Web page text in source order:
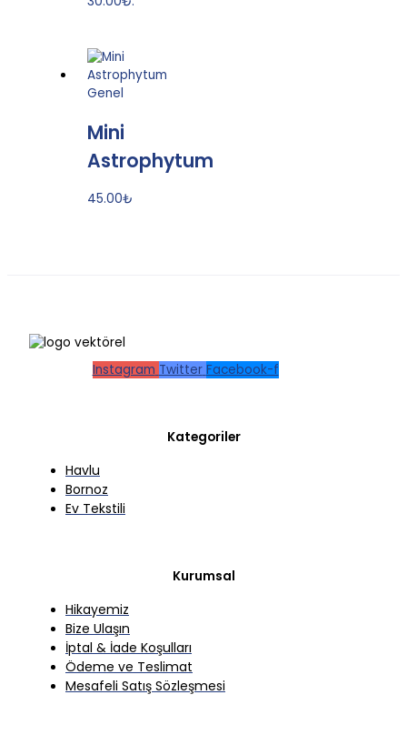
Genel
Mini
Astrophytum
45.00₺
Instagram Twitter Facebook-f
Kategoriler
Havlu
Bornoz
Ev Tekstili
Kurumsal
Hikayemiz
Bize Ulaşın
İptal & İade Koşulları
Ödeme ve Teslimat
Mesafeli Satış Sözleşmesi